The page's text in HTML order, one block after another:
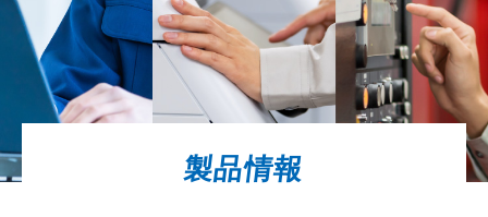
製品情報